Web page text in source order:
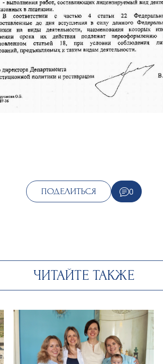
ПОДЕЛИТЬСЯ 0
ЧИТАЙТЕ ТАКЖЕ